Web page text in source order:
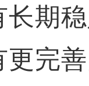
期
更完